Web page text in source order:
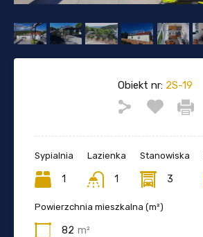
Obiekt nr: 2S-19
Sypialnia
1
Lazienka
1
Stanowiska
3
Powierzchnia mieszkalna (m²)
82 m²